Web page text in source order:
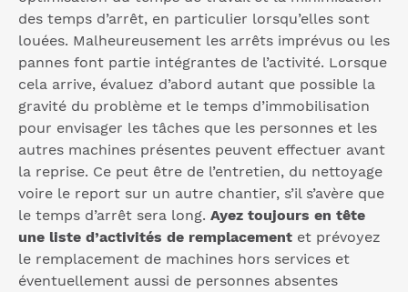
des temps d’arrêt, en particulier lorsqu’elles sont
louées. Malheureusement les arrêts imprévus ou les
pannes font partie intégrantes de l’activité. Lorsque
cela arrive, évaluez d’abord autant que possible la
gravité du problème et le temps d’immobilisation
pour envisager les tâches que les personnes et les
autres machines présentes peuvent effectuer avant
la reprise. Ce peut être de l’entretien, du nettoyage
voire le report sur un autre chantier, s’il s’avère que
le temps d’arrêt sera long. Ayez toujours en tête
une liste d’activités de remplacement et prévoyez
le remplacement de machines hors services et
éventuellement aussi de personnes absentes